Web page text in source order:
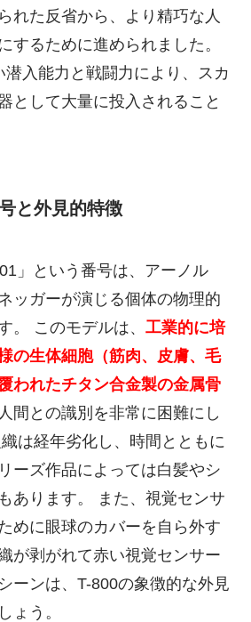
れた反省から、より精巧な人
するために進められました。
潜入能力と戦闘力により、スカ
として大量に投入されること
と外見的特徴
」という番号は、アーノル
ッガーが演じる個体の物理的
。 このモデルは、 工業的に培
の生体細胞（筋肉、皮膚、毛
われたチタン合金製の金属骨
間との識別を非常に困難にし
は経年劣化し、時間とともに
ーズ作品によっては白髪やシ
あります。 また、視覚センサ
めに眼球のカバーを自ら外す
が剥がれて赤い視覚センサー
ーンは、T-800の象徴的な外見
ょう。